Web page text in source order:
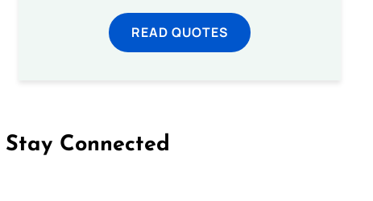
READ QUOTES
Stay Connected